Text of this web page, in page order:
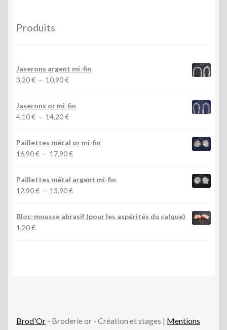
Produits
Jaserons argent mi-fin
3,20€ – 10,90€Plage
prix :
Jaserons or mi-fin
4,10€ – 14,20€Plage
prix :
4,10 €
Paillettes métal or mi-fin
16,90€ – 17,90€Plage
Paillettes métal argent mi-fin
12,90€ – 13,90€Plage
prix :
Bloc-mousse abrasif (pour les aspérités du calque)
1,20€
Brod'Or - Broderie or - Création et stages | Mentions